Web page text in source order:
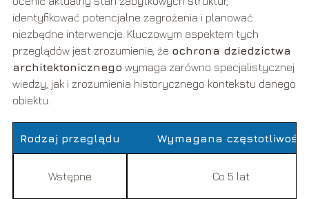
identyfikować potencjalne zagrożenia i planować
niezbędne interwencje. Kluczowym aspektem tych
przeglądów jest zrozumienie, że ochrona dziedzictwa
architektonicznego wymaga zarówno specjalistycznej
wiedzy, jak i zrozumienia historycznego kontekstu danego
obiektu.
Rodzaj przeglądu Wymagana częstotliwość
Wstępne Co 5 lat